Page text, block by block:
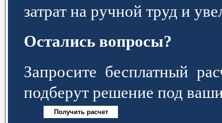
затрат на ручной труд и
Остались вопросы?
Запросите бесплатный
подберут решение под